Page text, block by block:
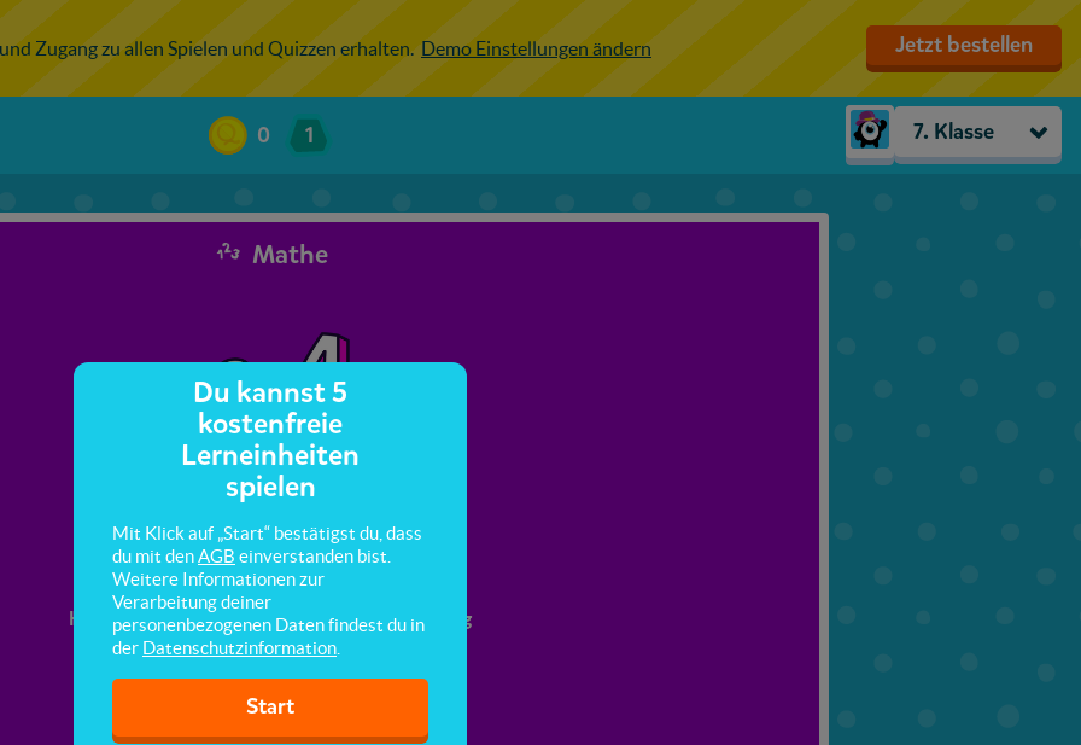
Zugang zu allen Spielen und Quizzen erhalten. Demo Einstellungen ändern Jetzt bestellen
0 1 7. Klasse
Mathe
Antiproportionalität Tabellen
Hier lernst du die antiproportionale Zuordnung
kennen.
Du kannst 5
kostenfreie
Lerneinheiten
spielen
Mit Klick auf „Start“ bestätigst du, dass
du mit denAGB einverstanden bist.
Weitere Informationen zur
Verarbeitung deiner
personenbezogenen Daten findest du in
der Datenschutzinformation
Start